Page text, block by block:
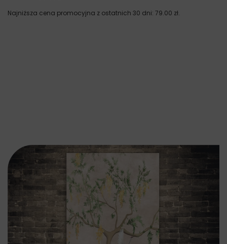
Najniższa cena promocyjna z ostatnich 30 dni: 79.00 zł.